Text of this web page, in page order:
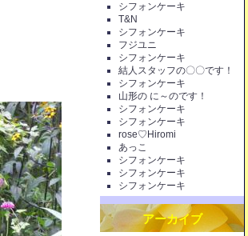
シフォンケーキ
T&N
シフォンケーキ
フジユニ
シフォンケーキ
結人スタッフの〇〇です！
シフォンケーキ
山形の に～のです！
シフォンケーキ
シフォンケーキ
rose♡Hiromi
あっこ
シフォンケーキ
シフォンケーキ
シフォンケーキ
アーカイブ